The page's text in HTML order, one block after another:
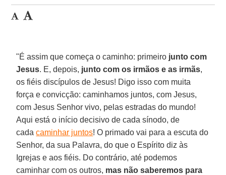
"É assim que começa o caminho: primeiro junto com
Jesus. E, depois, junto com os irmãos e as irmãs,
os fiéis discípulos de Jesus! Digo isso com muita
força e convicção: caminhamos juntos, com Jesus,
com Jesus Senhor vivo, pelas estradas do mundo!
Aqui está o início decisivo de cada sínodo, de
cadacaminhar juntos! O primado vai para a escuta do
Senhor, da sua Palavra, do que o Espírito diz às
Igrejas e aos fiéis. Do contrário, até podemos
caminhar com os outros, mas não saberemos para